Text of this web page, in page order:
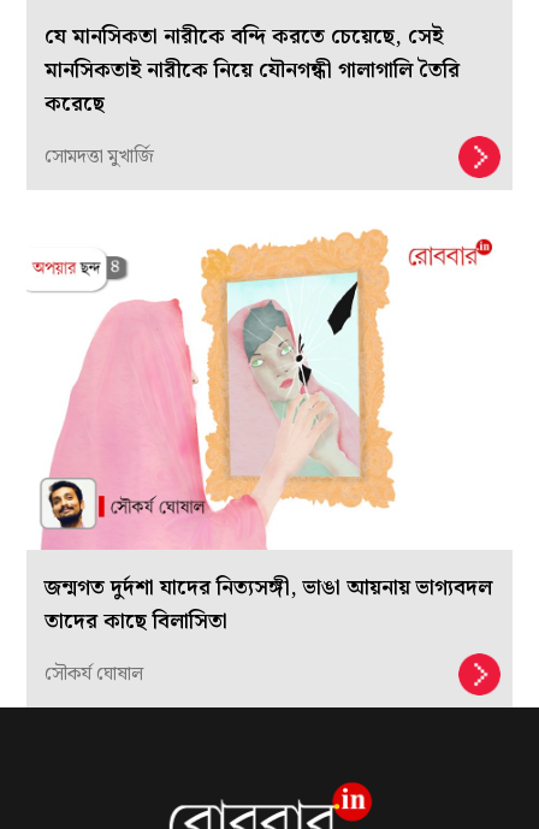
যে মানসিকতা নারীকে বন্দি করতে চেয়েছে, সেই
মানসিকতাই নারীকে নিয়ে যৌনগন্ধী গালাগালি তৈরি
করেছে
সোমদত্তা মুখার্জি
জন্মগত দুর্দশা যাদের নিত্যসঙ্গী, ভাঙা আয়নায় ভাগ্যবদল
তাদের কাছে বিলাসিতা
সৌকর্য ঘোষাল